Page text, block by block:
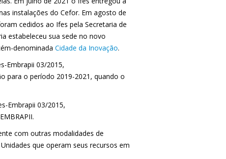
instalações do Cefor. Em agosto de
cedidos ao Ifes pela Secretaria de
estabeleceu sua sede no novo
denominada Cidade da Inovação.
Embrapii 03/2015,
para o período 2019-2021, quando o
Embrapii 03/2015,
com outras modalidades de
que operam seus recursos em